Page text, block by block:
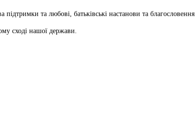
та любові, батьківські настанови та благословення.
сході нашої держави.